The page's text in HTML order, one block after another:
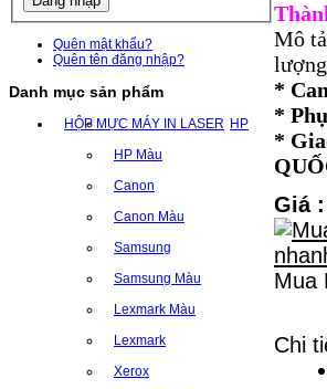
Quên mật khẩu?
Quên tên đăng nhập?
Danh mục sản phẩm
HỘP MỰC MÁY IN LASER HP
HP Màu
Canon
Canon Màu
Samsung
Samsung Màu
Lexmark Màu
Lexmark
Xerox
Mô
*
*
*
Giá :
Mua
Chi